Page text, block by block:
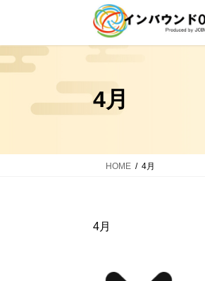
テ
ン
ゲ
ー
4月
HOME 4月
4月